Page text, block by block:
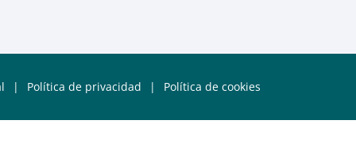
| Política de privacidad | Política de cookies